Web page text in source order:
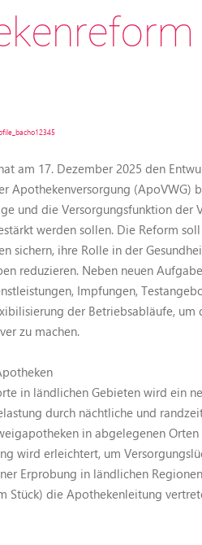
am 17. Dezember 2025 den
Apothekenversorgung (ApoVWG)
und die Versorgungsfunktion der
werden sollen. Die Reform
sichern, ihre Rolle in der
reduzieren. Neben neuen
Impfungen,
der Betriebsabläufe,
zu machen.
in ländlichen Gebieten wird ein
durch nächtliche und
in abgelegenen
wird erleichtert, um
Erprobung in ländlichen
Stück) die Apothekenleitung